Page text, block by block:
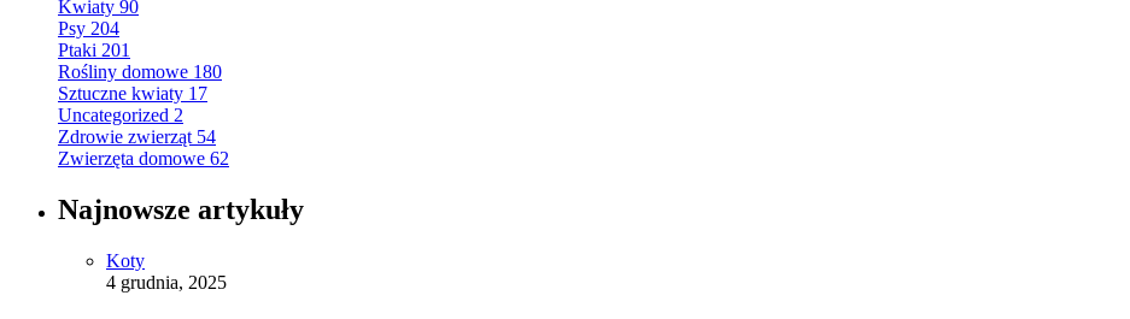
Kwiaty 90
Psy 204
Ptaki 201
Rośliny domowe 180
Sztuczne kwiaty 17
Uncategorized 2
Zdrowie zwierząt 54
Zwierzęta domowe 62
Najnowsze artykuły
Koty
4 grudnia, 2025